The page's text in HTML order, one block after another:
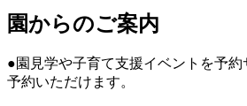
園からのご案内
●園見学や子育て支援イベントを予
予約いただけます。